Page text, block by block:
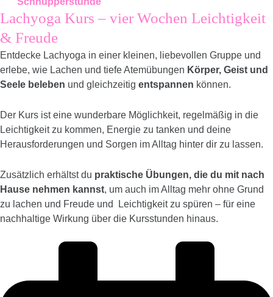
Lachyoga Kurs – vier Wochen Leichtigkeit
& Freude
Entdecke Lachyoga in einer kleinen, liebevollen Gruppe und
erlebe, wie Lachen und tiefe Atemübungen Körper, Geist und
Seele beleben und gleichzeitig entspannen können.
Der Kurs ist eine wunderbare Möglichkeit, regelmäßig in die
Leichtigkeit zu kommen, Energie zu tanken und deine
Herausforderungen und Sorgen im Alltag hinter dir zu lassen.
Zusätzlich erhältst du praktische Übungen, die du mit nach
Hause nehmen kannst, um auch im Alltag mehr ohne Grund
zu lachen und Freude und Leichtigkeit zu spüren – für eine
nachhaltige Wirkung über die Kursstunden hinaus.